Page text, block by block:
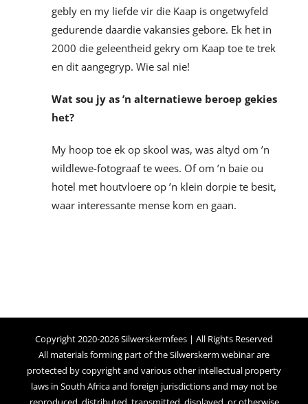
gebly en my liefde vir die Kaap is ongetwyfeld
gedurende daardie vakansies gebore. Ek het in
2000 die geleentheid gekry om Kaap toe te trek
en dit aangegryp. Wie sal nie!
Wat sou jy as ’n alternatiewe beroep gekies
het?
My hoop toe ek op skool was, was altyd om ’n
wildlewe-fotograaf te wees. Of om ’n baie ou
hotel met houtvloere op ’n klein dorpie te besit,
waar interessante mense kom en gaan.
Copyright 2020-2026 Silwerskermfees | All Rights Reserved
All materials forming part of the Silwerskerm webinar are
protected by copyright and various other intellectual property
laws in South Africa and foreign jurisdictions and may not be